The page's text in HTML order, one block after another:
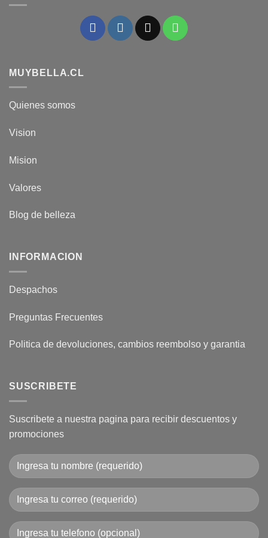
MUYBELLA.CL
Quienes somos
Vision
Mision
Valores
Blog de belleza
INFORMACION
Despachos
Preguntas Frecuentes
Politica de devoluciones, cambios reembolso y garantia
SUSCRIBETE
Suscribete a nuestra pagina para recibir descuentos y
promociones